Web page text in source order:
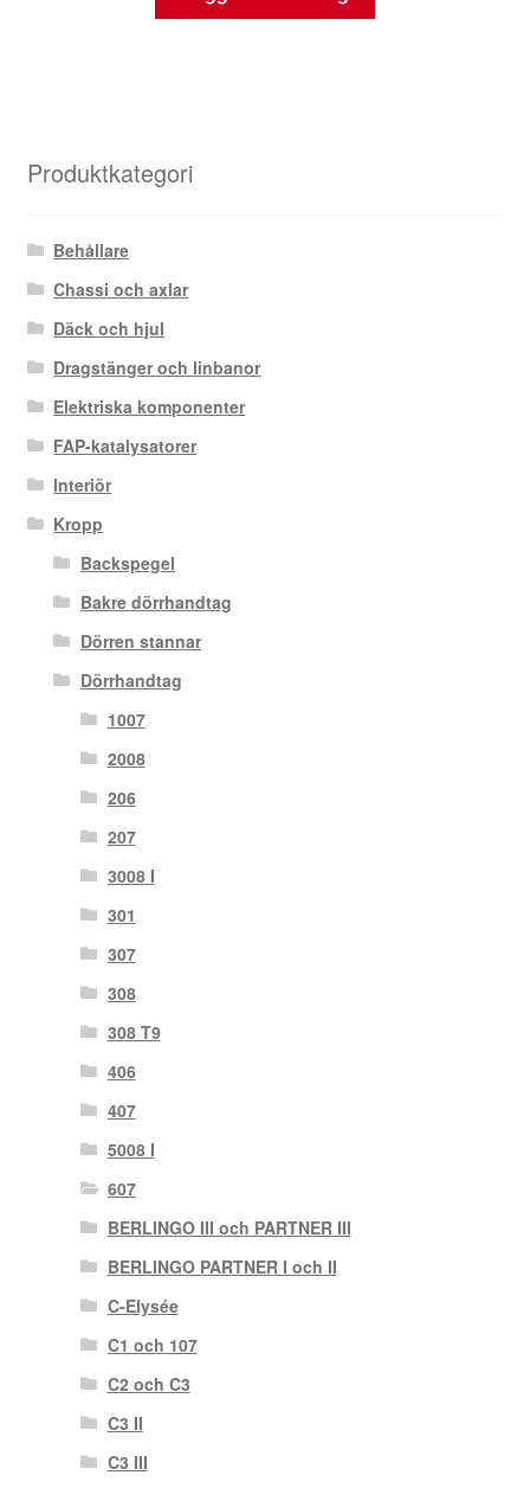
Produktkategori
Behållare
Chassi och axlar
Däck och hjul
Dragstänger och linbanor
Elektriska komponenter
FAP-katalysatorer
Interiör
Kropp
Backspegel
Bakre dörrhandtag
Dörren stannar
Dörrhandtag
1007
2008
206
207
3008 I
301
307
308
308 T9
406
407
5008 I
607
BERLINGO III och PARTNER III
BERLINGO PARTNER I och II
C-Elysée
C1 och 107
C2 och C3
C3 II
C3 III